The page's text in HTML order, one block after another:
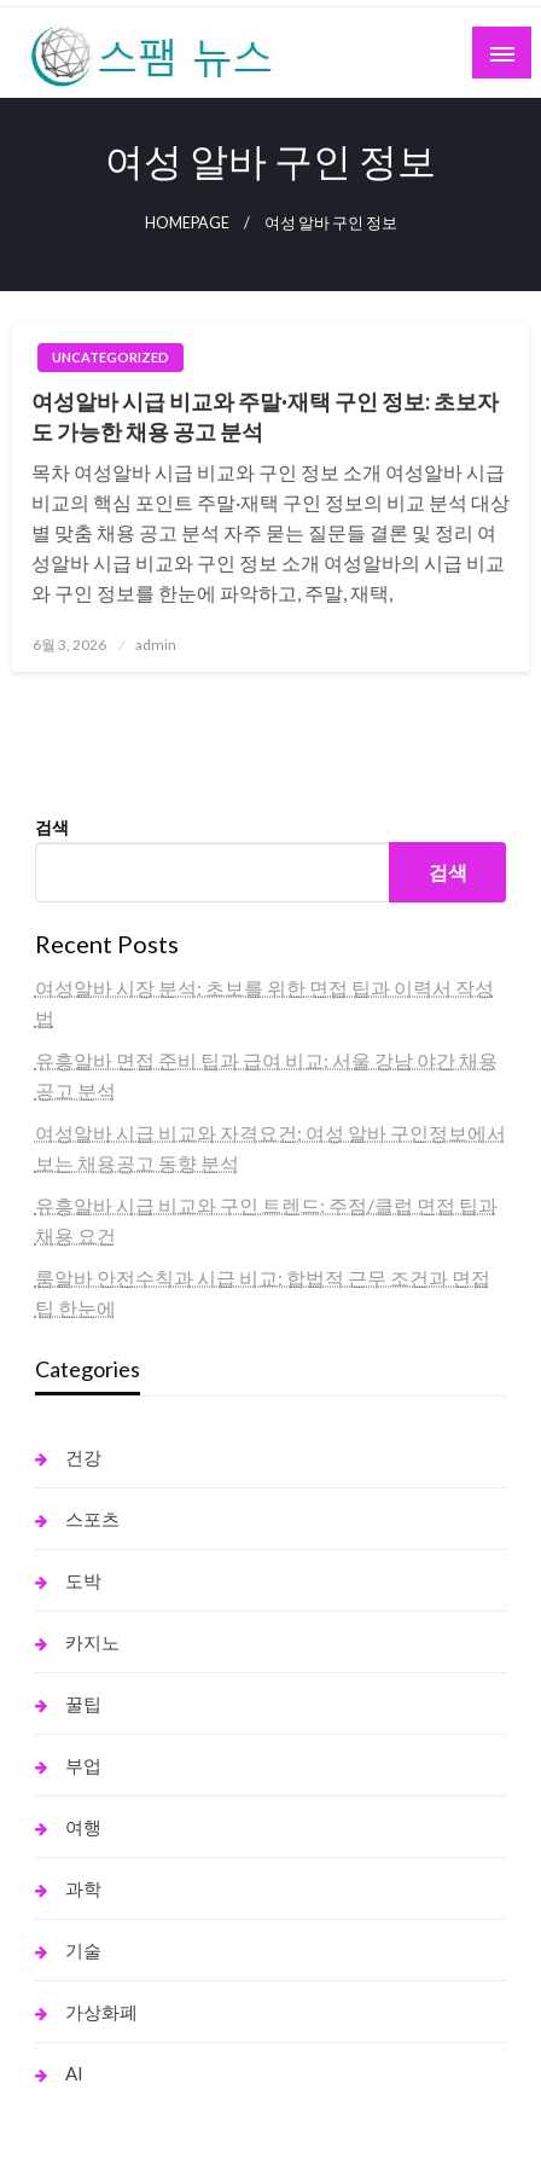
Skip
content
여성 알바 구인 정보
HOMEPAGE 여성 알바 구인 정보
UNCATEGORIZED
여성알바 시급 비교와 주말·재택 구인 정보: 초보자
도 가능한 채용 공고 분석
목차 여성알바 시급 비교와 구인 정보 소개 여성알바 시급
비교의 핵심 포인트 주말·재택 구인 정보의 비교 분석 대상
별 맞춤 채용 공고 분석 자주 묻는 질문들 결론 및 정리 여
성알바 시급 비교와 구인 정보 소개 여성알바의 시급 비교
와 구인 정보를 한눈에 파악하고, 주말, 재택,
Posted
6월 3, 2026 admin
검색
검색
Recent Posts
여성알바 시장 분석: 초보를 위한 면접 팁과 이력서 작성
법
유흥알바 면접 준비 팁과 급여 비교: 서울 강남 야간 채용
공고 분석
여성알바 시급 비교와 자격요건: 여성 알바 구인정보에서
보는 채용공고 동향 분석
유흥알바 시급 비교와 구인 트렌드: 주점/클럽 면접 팁과
채용 요건
룸알바 안전수칙과 시급 비교: 합법적 근무 조건과 면접
팁 한눈에
Categories
건강
스포츠
도박
카지노
꿀팁
부업
여행
과학
기술
가상화폐
AI